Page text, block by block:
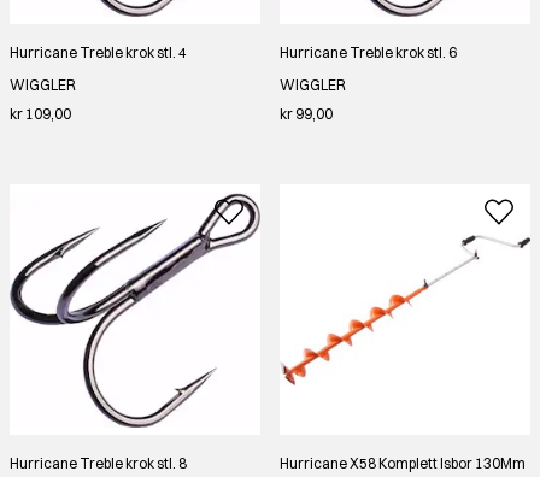
Hurricane Treble krok stl. 4
WIGGLER
kr 109,00
Hurricane Treble krok stl. 6
WIGGLER
kr 99,00
Hurricane Treble krok stl. 8
Hurricane X58 Komplett Isbor 130Mm